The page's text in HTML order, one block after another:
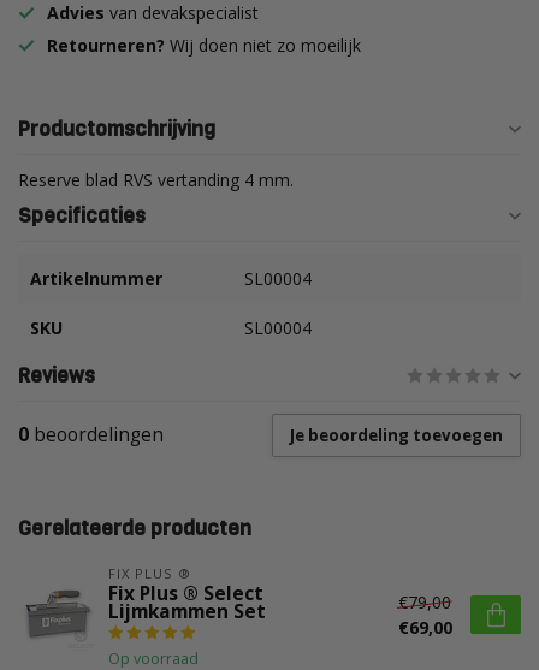
Advies van devakspecialist
Retourneren? Wij doen niet zo moeilijk
Productomschrijving
Reserve blad RVS vertanding 4 mm.
Specificaties
Artikelnummer SL00004
SKU SL00004
Reviews
0 beoordelingen Je beoordeling toevoegen
Gerelateerde producten
FIX PLUS ®
Fix Plus ® Select
Lijmkammen Set
Op voorraad
€79,00
€69,00